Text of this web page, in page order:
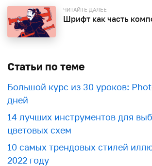
ЧИТАЙТЕ ДАЛЕЕ
Шрифт как часть
Статьи по теме
Большой курс из 30 уроков:
дней
​​14 лучших инструментов для
цветовых схем
10 самых трендовых стилей
2022 году